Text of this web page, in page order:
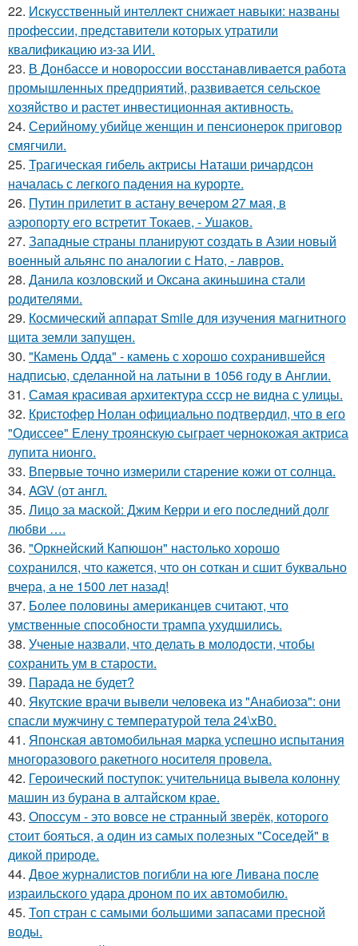
22. Искусственный интеллект снижает навыки: названы
профессии, представители которых утратили
квалификацию из-за ИИ.
23. В Донбассе и новороссии восстанавливается работа
промышленных предприятий, развивается сельское
хозяйство и растет инвестиционная активность.
24. Серийному убийце женщин и пенсионерок приговор
смягчили.
25. Трагическая гибель актрисы Наташи ричардсон
началась с легкого падения на курорте.
26. Путин прилетит в астану вечером 27 мая, в
аэропорту его встретит Токаев, - Ушаков.
27. Западные страны планируют создать в Азии новый
военный альянс по аналогии с Нато, - лавров.
28. Данила козловский и Оксана акиньшина стали
родителями.
29. Космический аппарат Smile для изучения магнитного
щита земли запущен.
30. "Камень Одда" - камень с хорошо сохранившейся
надписью, сделанной на латыни в 1056 году в Англии.
31. Самая красивая архитектура ссср не видна с улицы.
32. Кристофер Нолан официально подтвердил, что в его
"Одиссее" Елену троянскую сыграет чернокожая актриса
лупита нионго.
33. Впервые точно измерили старение кожи от солнца.
34. AGV (от англ.
35. Лицо за маской: Джим Керри и его последний долг
любви ….
36. "Оркнейский Капюшон" настолько хорошо
сохранился, что кажется, что он соткан и сшит буквально
вчера, а не 1500 лет назад!
37. Более половины американцев считают, что
умственные способности трампа ухудшились.
38. Ученые назвали, что делать в молодости, чтобы
сохранить ум в старости.
39. Парада не будет?
40. Якутские врачи вывели человека из "Анабиоза": они
спасли мужчину с температурой тела 24\xB0.
41. Японская автомобильная марка успешно испытания
многоразового ракетного носителя провела.
42. Героический поступок: учительница вывела колонну
машин из бурана в алтайском крае.
43. Опоссум - это вовсе не странный зверёк, которого
стоит бояться, а один из самых полезных "Соседей" в
дикой природе.
44. Двое журналистов погибли на юге Ливана после
израильского удара дроном по их автомобилю.
45. Топ стран с самыми большими запасами пресной
воды.